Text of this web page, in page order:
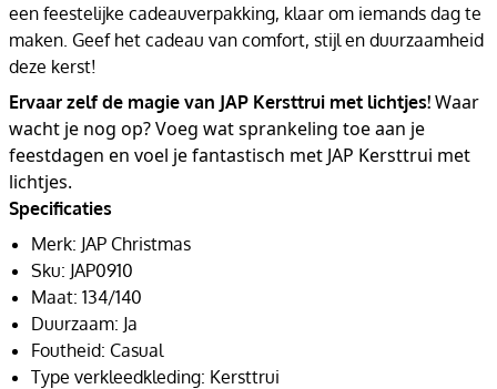
een feestelijke cadeauverpakking, klaar om iemands dag te
maken. Geef het cadeau van comfort, stijl en duurzaamheid
deze kerst!
Ervaar zelf de magie van JAP Kersttrui met lichtjes! Waar
wacht je nog op? Voeg wat sprankeling toe aan je
feestdagen en voel je fantastisch met JAP Kersttrui met
lichtjes.
Specificaties
Merk: JAP Christmas
Sku: JAP0910
Maat: 134/140
Duurzaam: Ja
Foutheid: Casual
Type verkleedkleding: Kersttrui